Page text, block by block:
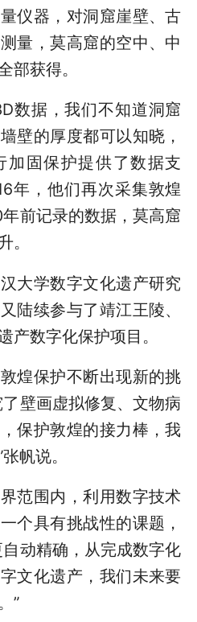
仪器，对洞窟崖壁、古
量，莫高窟的空中、中
部获得。
据，我们不知道洞窟
壁的厚度都可以知晓，
加固保护提供了数据支
年，他们再次采集敦煌
前记录的数据，莫高窟
。
学数字文化遗产研究
陆续参与了靖江王陵、
产数字化保护项目。
保护不断出现新的挑
壁画虚拟修复、文物病
保护敦煌的接力棒，我
帆说。
围内，利用数字技术
个具有挑战性的课题，
动精确，从完成数字化
文化遗产，我们未来要
”